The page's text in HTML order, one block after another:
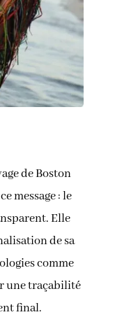
de Boston
message : le
Elle
de sa
comme
une traçabilité
final.